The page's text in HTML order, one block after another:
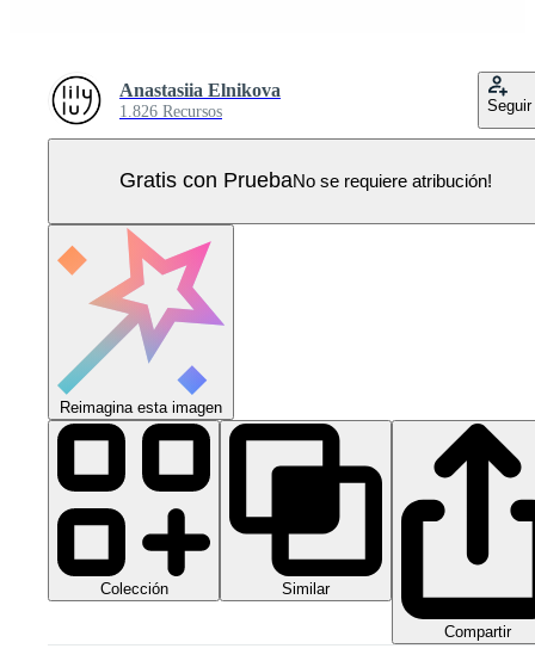
Anastasiia Elnikova
1.826 Recursos Seguir
Gratis con PruebaNo se requiere atribución!
Reimagina esta imagen
Colección Similar
Compartir